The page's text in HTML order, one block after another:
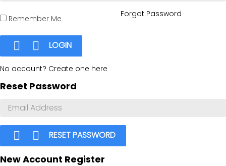
Remember Me Forgot Password
  LOGIN
No account? Create one here
Reset Password
  RESET PASSWORD
New Account Register